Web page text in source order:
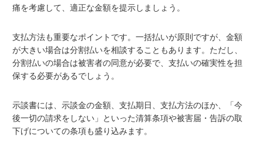
痛を考慮して、適正な金額を提示しましょう。
支払方法も重要なポイントです。一括払いが原則ですが、金額
が大きい場合は分割払いを相談することもあります。ただし、
分割払いの場合は被害者の同意が必要で、支払いの確実性を担
保する必要があるでしょう。
示談書には、示談金の金額、支払期日、支払方法のほか、「今
後一切の請求をしない」といった清算条項や被害届・告訴の取
下げについての条項も盛り込みます。